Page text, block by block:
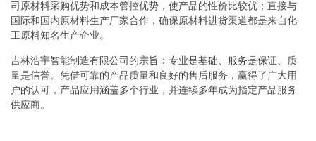
司原材料采购优势和成本管控优势，使产品的性价比较优；直接与
国际和国内原材料生产厂家合作，确保原材料进货渠道都是来自化
工原料知名生产企业。
吉林浩宇智能制造有限公司的宗旨：专业是基础、服务是保证、质
量是信誉。凭借可靠的产品质量和良好的售后服务，赢得了广大用
户的认可，产品应用涵盖多个行业，并连续多年成为指定产品服务
供应商。